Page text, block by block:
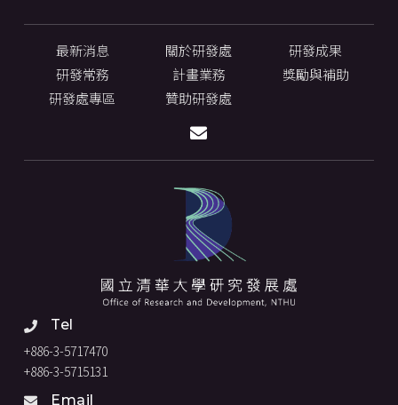
最新消息 關於研發處
研發成果
研發常務
計畫業務
獎勵與補助
研發處專區
贊助研發處
Tel
+886-3-5717470
+886-3-5715131
Email